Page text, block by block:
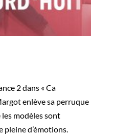
2 dans « Ca
enlève sa perruque
modèles sont
d’émotions.